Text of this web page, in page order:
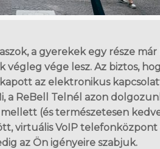
a gyerekek egy része már
végleg vége lesz. Az biztos,
az elektronikus
a ReBell Telnél azon
(és természetesen
virtuális VoIP
az Ön igényeire szabjuk.